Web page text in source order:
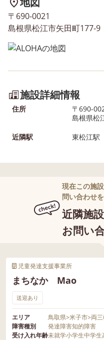
〒690-0021
島根県松江市矢田町177-9
施設詳細情報
住所
〒690-
島根県松
近隣駅
東松江駅
現在この施
問い合わせ
近隣施
お問い
児童発達支援事業所
まちなか Mao
送迎あり
エリア 鳥取県>米子市>両
障害種別
発達障害知的障害
受け入れ年齢未就学小学生中学生